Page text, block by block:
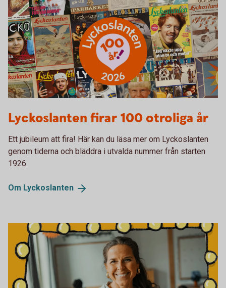
Lyckoslanten firar 100 otroliga år
Ett jubileum att fira! Här kan du läsa mer om Lyckoslanten
genom tiderna och bläddra i utvalda nummer från starten
1926.
Om Lyckoslanten